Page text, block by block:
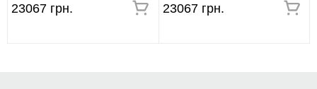
23067 грн. 23067 грн.